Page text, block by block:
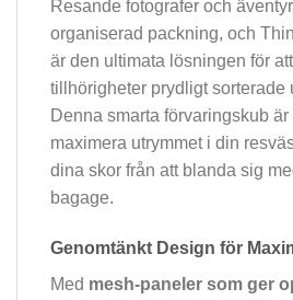
Resande fotografer och
organiserad packning, och
är den ultimata lösningen för
tillhörigheter prydligt sorterade
Denna smarta förvaringskub
maximera utrymmet i din
dina skor från att blanda sig
bagage.
Genomtänkt Design för
Med mesh-paneler som ger